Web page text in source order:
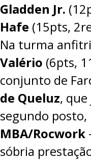
Gladden Jr.
Hafe (15pts,
Na turma
Valério (6pts,
conjunto de
de Queluz,
segundo posto,
MBA/Rocwork
sóbria